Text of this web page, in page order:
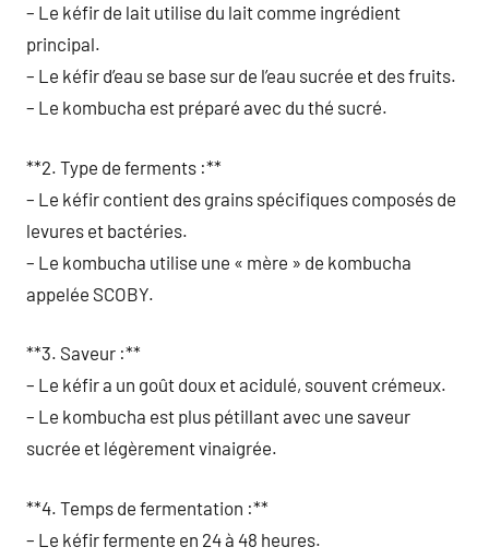
– Le kéfir de lait utilise du lait comme ingrédient
principal.
– Le kéfir d’eau se base sur de l’eau sucrée et des fruits.
– Le kombucha est préparé avec du thé sucré.
**2. Type de ferments :**
– Le kéfir contient des grains spécifiques composés de
levures et bactéries.
– Le kombucha utilise une « mère » de kombucha
appelée SCOBY.
**3. Saveur :**
– Le kéfir a un goût doux et acidulé, souvent crémeux.
– Le kombucha est plus pétillant avec une saveur
sucrée et légèrement vinaigrée.
**4. Temps de fermentation :**
– Le kéfir fermente en 24 à 48 heures.